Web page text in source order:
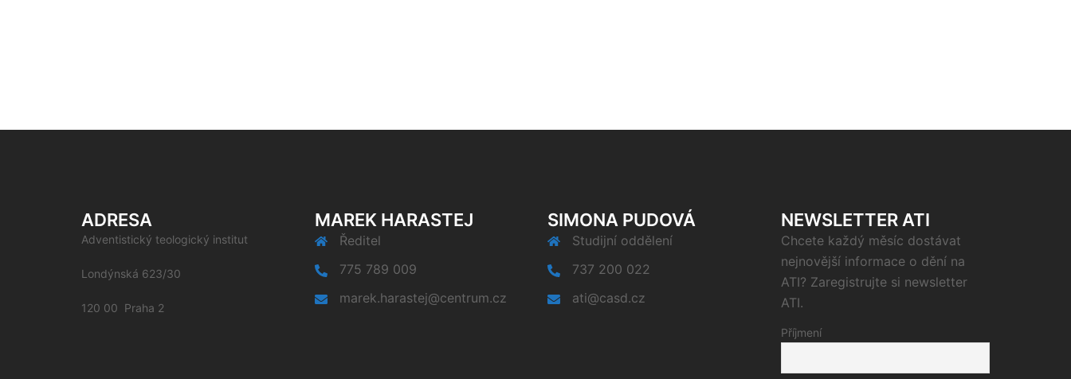
ADRESA
Adventistický teologický institut
Londýnská 623/30
120 00 Praha 2
MAREK HARASTEJ
Ředitel
775 789 009
marek.harastej@centrum.cz
SIMONA PUDOVÁ
Studijní oddělení
737 200 022
ati@casd.cz
NEWSLETTER ATI
Chcete každý měsíc dostávat
nejnovější informace o dění na
ATI? Zaregistrujte si newsletter
ATI.
Příjmení